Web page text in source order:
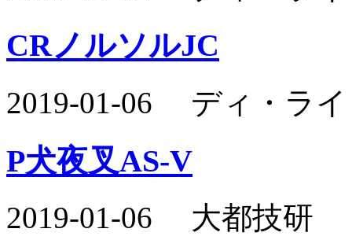
CRノルソルJC
2019-01-06 ディ・ラ
P犬夜叉AS-V
2019-01-06 大都技研